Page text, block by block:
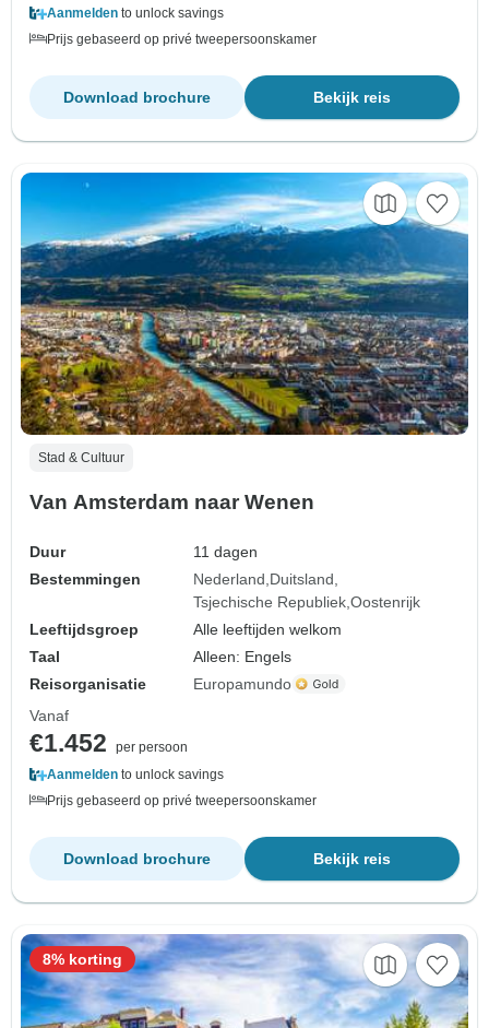
Aanmelden to unlock savings
Prijs gebaseerd op privé tweepersoonskamer
Bekijk reis
Download brochure
Stad & Cultuur
Van Amsterdam naar Wenen
Duur
11 dagen
Bestemmingen
Nederland Duitsland
Tsjechische Republiek Oostenrijk
Leeftijdsgroep
Alle leeftijden welkom
Taal
Alleen: Engels
Reisorganisatie
Europamundo
Vanaf
€1.452
per persoon
Aanmelden to unlock savings
Prijs gebaseerd op privé tweepersoonskamer
Bekijk reis
Download brochure
8% korting